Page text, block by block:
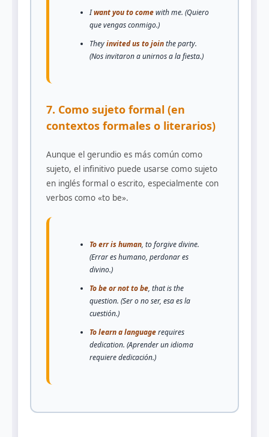
Iwant you to comewith me. (Quiero
que vengas conmigo.)
Theyinvited us to jointhe party.
(Nos invitaron a unirnos a la fiesta.)
7. Como sujeto formal (en
contextos formales o literarios)
Aunque el gerundio es más común como
sujeto, el infinitivo puede usarse como sujeto
en inglés formal o escrito, especialmente con
verbos como «to be».
To err is human, to forgive divine.
(Errar es humano, perdonar es
divino.)
To be or not to be, that is the
question. (Ser o no ser, esa es la
cuestión.)
To learn a languagerequires
dedication. (Aprender un idioma
requiere dedicación.)